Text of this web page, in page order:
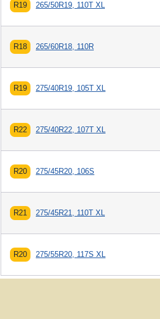
R19 265/50R19, 110T XL
R18 265/60R18, 110R
R19 275/40R19, 105T XL
R22 275/40R22, 107T XL
R20 275/45R20, 106S
R21 275/45R21, 110T XL
R20 275/55R20, 117S XL